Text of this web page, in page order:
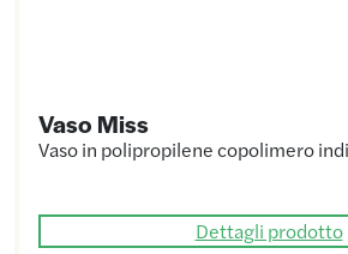
Vaso Miss
Vaso in polipropilene copolimero
Dettagli prodotto